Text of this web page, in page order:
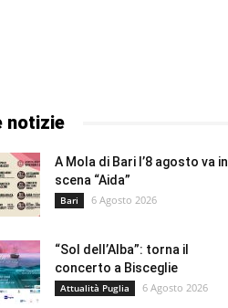
notizie
A Mola di Bari l’8 agosto va in
scena “Aida”
Bari 6 Agosto 2026
“Sol dell’Alba”: torna il
concerto a Bisceglie
Attualità Puglia 6 Agosto 2026